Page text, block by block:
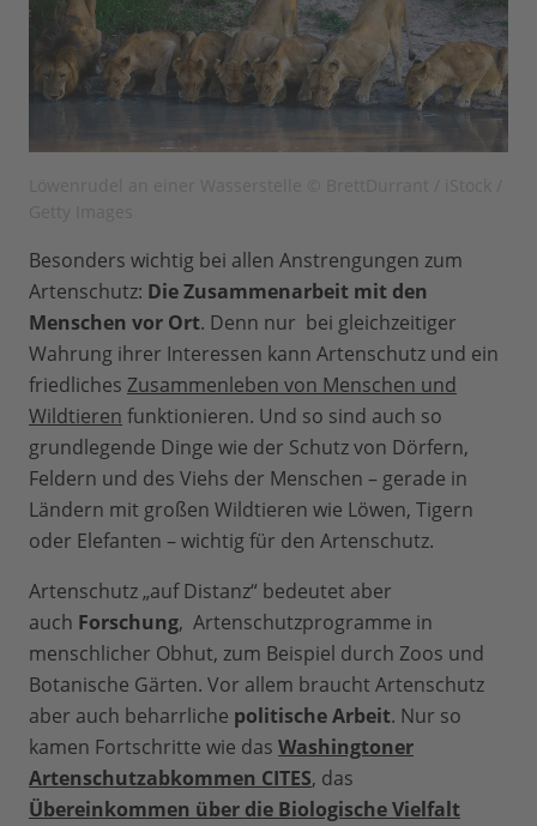
Besonders wichtig bei allen Anstrengungen zum
Artenschutz: Die Zusammenarbeit mit den
Menschen vor Ort. Denn nur bei gleichzeitiger
Wahrung ihrer Interessen kann Artenschutz und ein
friedliches Zusammenleben von Menschen und
Wildtieren funktionieren. Und so sind auch so
grundlegende Dinge wie der Schutz von Dörfern,
Feldern und des Viehs der Menschen – gerade in
Ländern mit großen Wildtieren wie Löwen, Tigern
oder Elefanten – wichtig für den Artenschutz.
Artenschutz „auf Distanz“ bedeutet aber
auch Forschung, Artenschutzprogramme in
menschlicher Obhut, zum Beispiel durch Zoos und
Botanische Gärten. Vor allem braucht Artenschutz
aber auch beharrliche politische Arbeit. Nur so
kamen Fortschritte wie das Washingtoner
Artenschutzabkommen CITES, das
Übereinkommen über die Biologische Vielfalt